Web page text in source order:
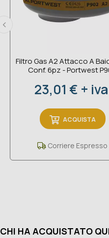
Filtro Gas A2 Attacco A
Conf. 6pz - Portwest
Prezzo
23,01 € + iva
ACQUISTA
Corriere Espresso
CHI HA ACQUISTATO